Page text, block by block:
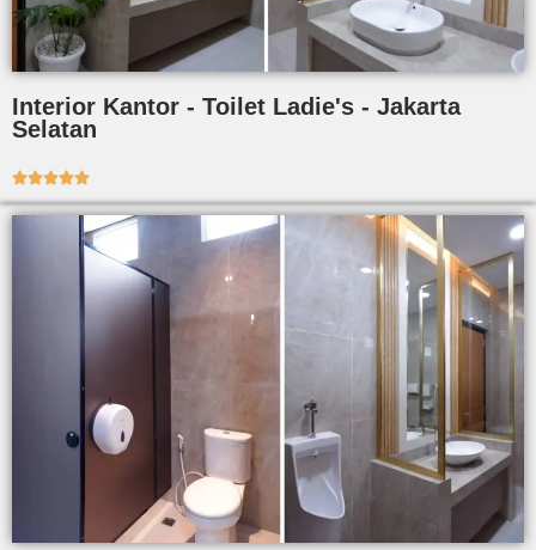
Interior Kantor - Toilet Ladie's - Jakarta
Selatan
